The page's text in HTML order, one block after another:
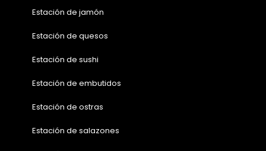
Estación de jamón
Estación de quesos
Estación de sushi
Estación de embutidos
Estación de ostras
Estación de salazones